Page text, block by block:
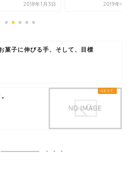
2018年1月3日 2019年4
菓子に伸びる手、そして、目標